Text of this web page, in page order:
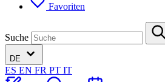
Favoriten
Suche
DE
ES EN FR PT IT